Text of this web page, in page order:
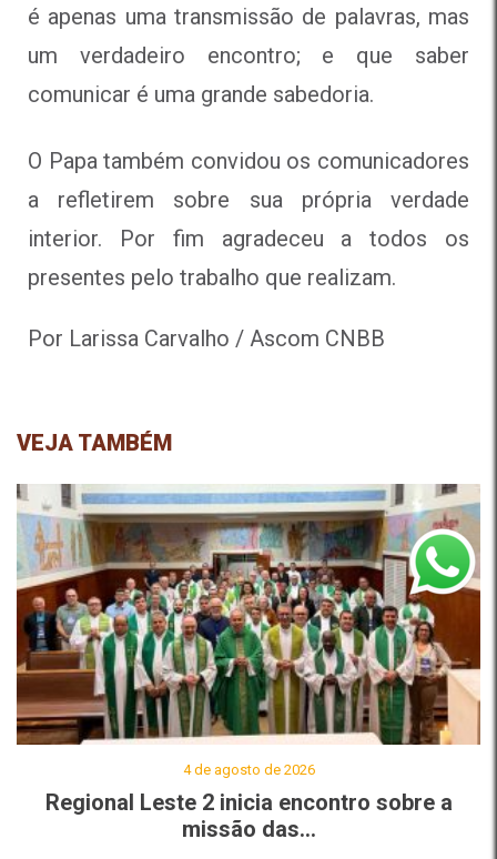
é apenas uma transmissão de palavras, mas
um verdadeiro encontro; e que saber
comunicar é uma grande sabedoria.
O Papa também convidou os comunicadores
a refletirem sobre sua própria verdade
interior. Por fim agradeceu a todos os
presentes pelo trabalho que realizam.
Por Larissa Carvalho / Ascom CNBB
VEJA TAMBÉM
4 de agosto de 2026
Regional Leste 2 inicia encontro sobre a
missão das...